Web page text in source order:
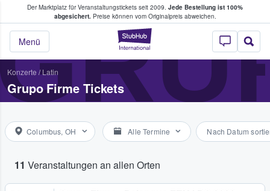
Der Marktplatz für Veranstaltungstickets seit 2009. Jede Bestellung ist 100%
abgesichert.Preise können vom Originalpreis abweichen.
StubHub - Wo
Menü
Tickets kaufen & verkaufen
Konzerte / Latin
Grupo Firme Tickets
Columbus, OH Alle Termine Nach Datum
11 Veranstaltungen an allen Orten